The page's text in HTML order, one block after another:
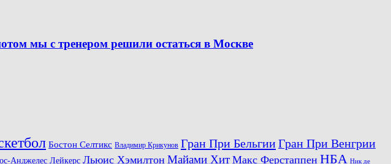
мы с тренером решили остаться в Москве
Бостон Селтикс Владимир Крикунов Гран При БельгииГран При Венгрии
Анджелес Лейкерс Льюис Хэмилтон Майами Хит Макс Ферстаппен НБА Ник де